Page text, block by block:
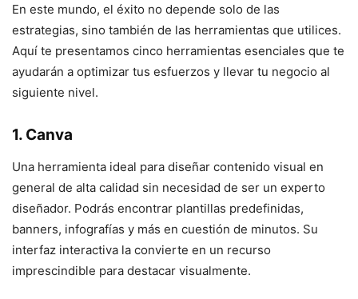
En este mundo, el éxito no depende solo de las
estrategias, sino también de las herramientas que utilices.
Aquí te presentamos cinco herramientas esenciales que te
ayudarán a optimizar tus esfuerzos y llevar tu negocio al
siguiente nivel.
1. Canva
Una herramienta ideal para diseñar contenido visual en
general de alta calidad sin necesidad de ser un experto
diseñador. Podrás encontrar plantillas predefinidas,
banners, infografías y más en cuestión de minutos. Su
interfaz interactiva la convierte en un recurso
imprescindible para destacar visualmente.